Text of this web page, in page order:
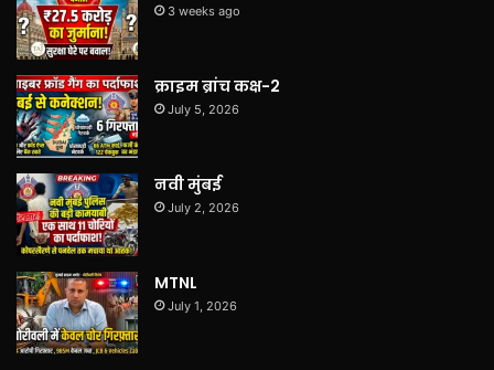
3 weeks ago
क्राइम ब्रांच कक्ष-2
July 5, 2026
नवी मुंबई
July 2, 2026
MTNL
July 1, 2026